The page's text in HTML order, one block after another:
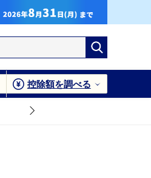
控除額を調べる